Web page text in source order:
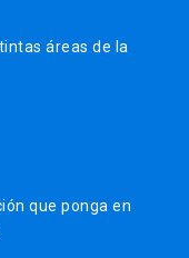
áreas de la
que ponga en